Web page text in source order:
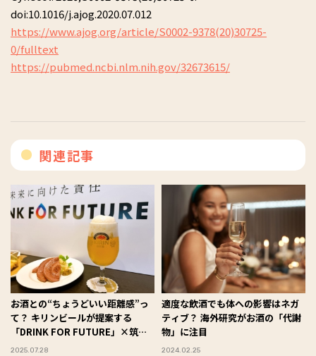
doi:10.1016/j.ajog.2020.07.012
https://www.ajog.org/article/S0002-9378(20)30725-
0/fulltext
https://pubmed.ncbi.nlm.nih.gov/32673615/
関連記事
お酒との“ちょうどいい距離感”っ
て？ キリンビールが提案する
「DRINK FOR FUTURE」×筑波
大学の共同研究に注目！
2025.07.28
適度な飲酒でも体への影響はネガ
ティブ？ 海外研究がお酒の「代謝
物」に注目
2024.02.25